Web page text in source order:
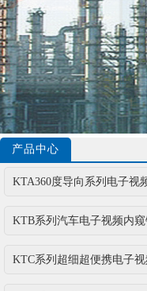
产品中心
KTA360度导向系列电子视
KTB系列汽车电子视频内
KTC系列超细超便携电子